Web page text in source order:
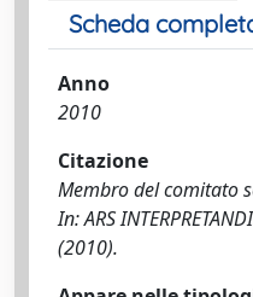
Scheda
Anno
2010
Citazione
Membro del comitato
In: ARS
(2010).